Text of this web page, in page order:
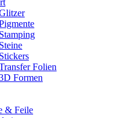
Stamping
Steine
Stickers
Folien
Formen
& Feile